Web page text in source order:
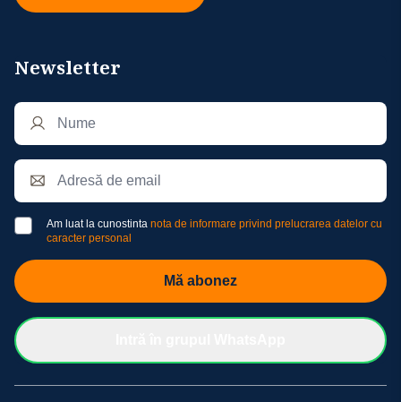
Newsletter
Am luat la cunostinta nota de informare privind prelucrarea datelor cu
caracter personal
Mă abonez